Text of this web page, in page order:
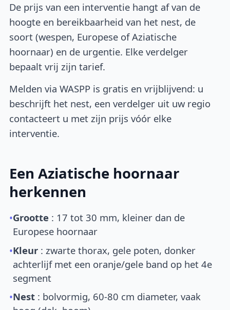
De prijs van een interventie hangt af van de
hoogte en bereikbaarheid van het nest, de
soort (wespen, Europese of Aziatische
hoornaar) en de urgentie. Elke verdelger
bepaalt vrij zijn tarief.
Melden via WASPP is gratis en vrijblijvend: u
beschrijft het nest, een verdelger uit uw regio
contacteert u met zijn prijs vóór elke
interventie.
Een Aziatische hoornaar
herkennen
•Grootte : 17 tot 30 mm, kleiner dan de
Europese hoornaar
•Kleur : zwarte thorax, gele poten, donker
achterlijf met een oranje/gele band op het 4e
segment
•Nest : bolvormig, 60-80 cm diameter, vaak